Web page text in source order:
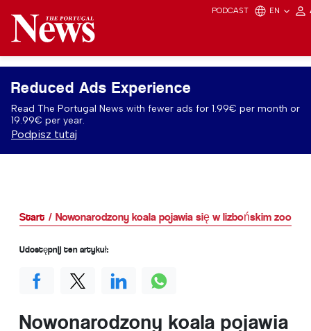
PODCAST EN
Reduced Ads Experience
Read The Portugal News with fewer ads for 1.99€ per month or
19.99€ per year.
Podpisz tutaj
Start Nowonarodzony koala pojawia się w lizbońskim zoo
Nowonarodzony koala pojawia
Udostępnij ten artykuł: